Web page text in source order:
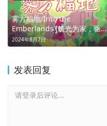
雾方福地/Into the
Emberlands (筑光为家，驱瘴
守安)
2024年8月7日
发表回复
请登录后评论...